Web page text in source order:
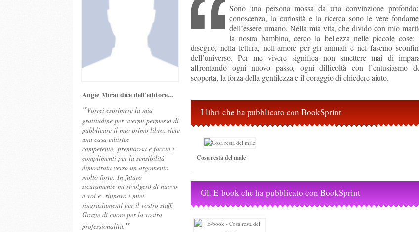
Angie Mirai dice dell'editore...
"Vorrei esprimere la mia
gratitudine per avermi permesso di
pubblicare il mio primo libro, siete
una casa editrice
competente, premurosa e faccio i
complimenti per la sensibilità
dimostrata verso un argomento
molto forte. In futuro
sicuramente mi rivolgerò di nuovo
a voi e rinnovo i miei
ringraziamenti per il vostro staff.
Grazie di cuore per la vostra
professionalità. "
Sono una persona mossa da una convinzione
conoscenza, la curiosità e la ricerca sono le vere
dell’essere umano. Nella mia vita, che divido con mio
la nostra bambina, cerco la bellezza nelle piccole cose:
disegno, nella lettura, nell’amore per gli animali e nel fascino
dell’universo. Per me vivere significa non smettere mai di
affrontando ogni nuovo passo, ogni difficoltà con l’entusiasmo
scoperta, la forza della gentilezza e il coraggio di chiedere aiuto.
I libri che ha pubblicato con BookSprint
Cosa resta del male
Gli E-book che ha pubblicato con BookSprint